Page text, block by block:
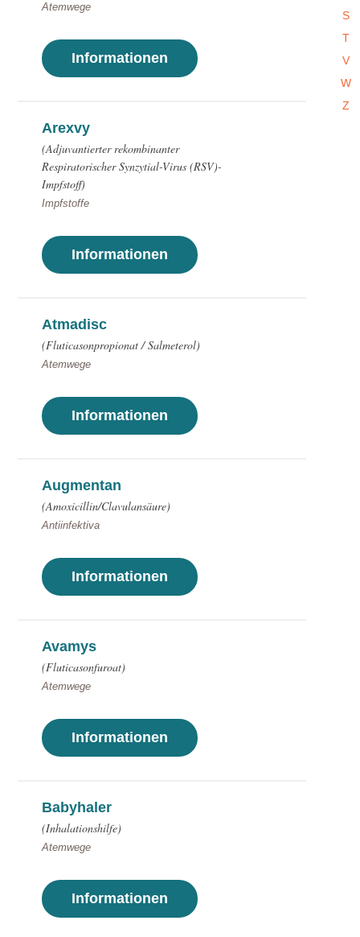
Atemwege
Informationen
Arexvy
(Adjuvantierter rekombinanter
Respiratorischer Synzytial-Virus (RSV)-
Impfstoff)
Impfstoffe
Informationen
Atmadisc
(Fluticasonpropionat / Salmeterol)
Atemwege
Informationen
Augmentan
(Amoxicillin/Clavulansäure)
Antiinfektiva
Informationen
Avamys
(Fluticasonfuroat)
Atemwege
Informationen
Babyhaler
(Inhalationshilfe)
Atemwege
Informationen
S
T
V
W
Z